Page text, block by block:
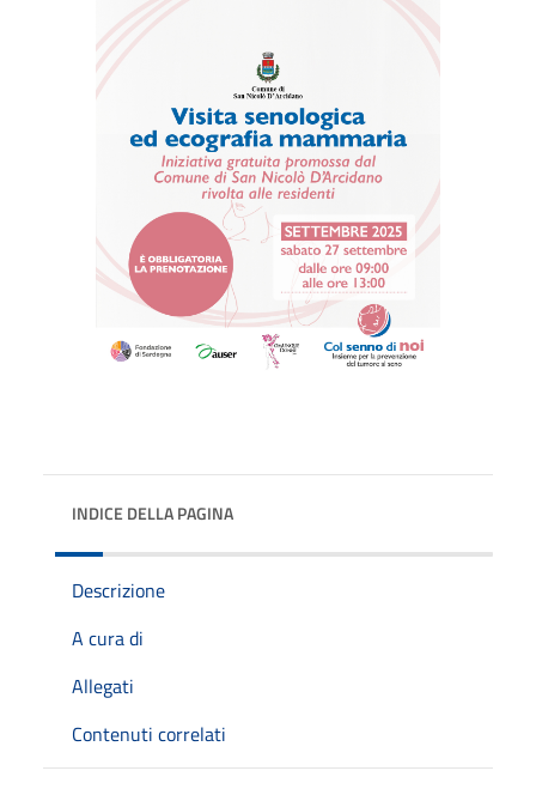
INDICE DELLA PAGINA
Descrizione
A cura di
Allegati
Contenuti correlati